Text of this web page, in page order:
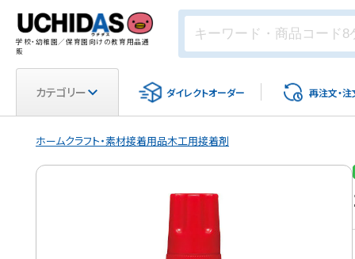
学校・幼稚園／保育園向けの教育用品通
販
カテゴリー ダイレクトオーダー 再注文・注
ホームクラフト・素材接着用品木工用接着剤